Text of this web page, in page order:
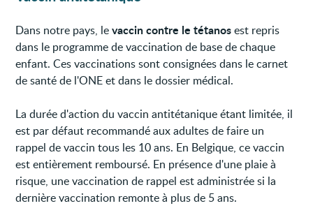
Dans notre pays, levaccin contre le tétanosest repris
dans le programme de vaccination de base de chaque
enfant. Ces vaccinations sont consignées dans le carnet
de santé de l'ONE et dans le dossier médical.
La durée d'action du vaccin antitétanique étant limitée, il
est par défaut recommandé aux adultes de faire un
rappel de vaccin tous les 10 ans. En Belgique, ce vaccin
est entièrement remboursé. En présence d'une plaie à
risque, une vaccination de rappel est administrée si la
dernière vaccination remonte à plus de 5 ans.